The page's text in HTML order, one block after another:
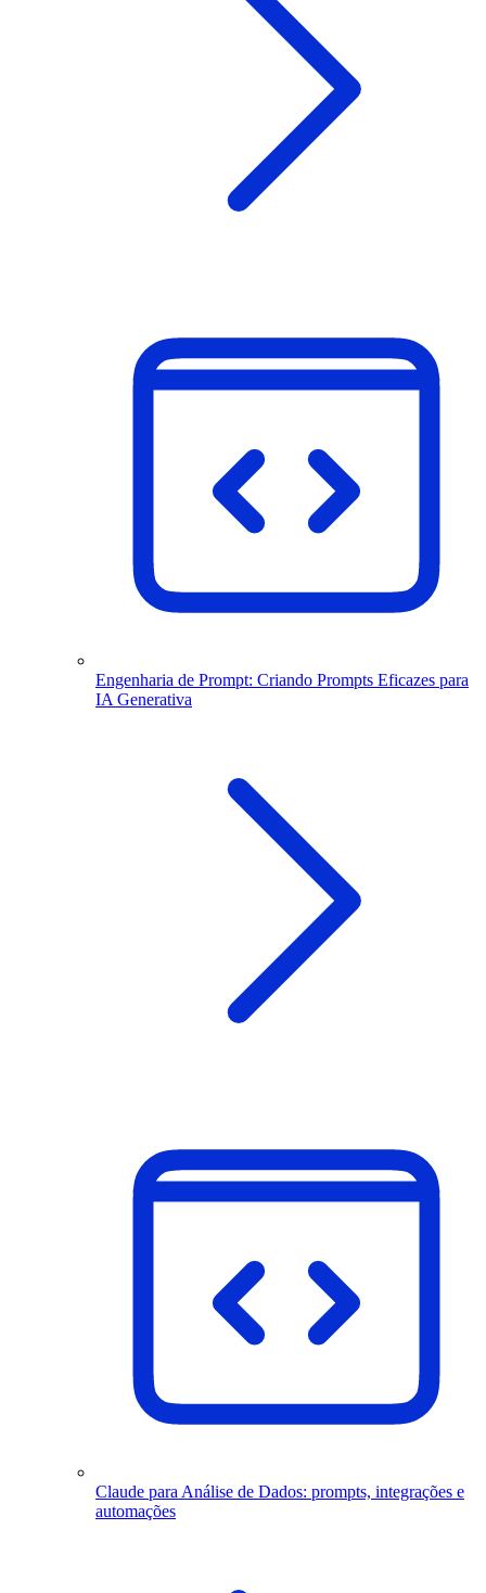
Engenharia de Prompt: Criando Prompts Eficazes para
IA Generativa
Claude para Análise de Dados: prompts, integrações e
automações